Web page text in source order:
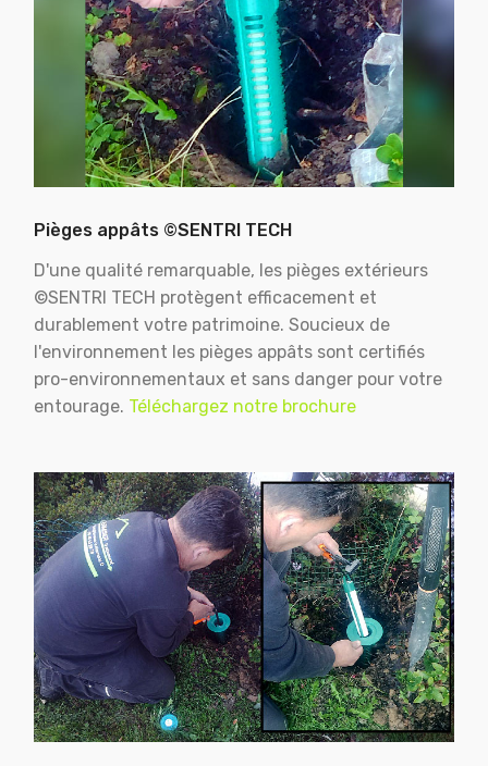
Pièges appâts ©SENTRI TECH
D'une qualité remarquable, les pièges extérieurs
©SENTRI TECH protègent efficacement et
durablement votre patrimoine. Soucieux de
l'environnement les pièges appâts sont certifiés
pro-environnementaux et sans danger pour votre
entourage. Téléchargez notre brochure